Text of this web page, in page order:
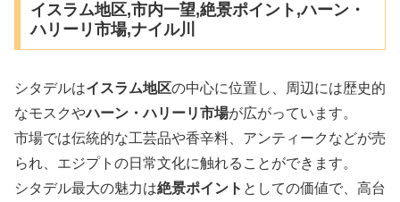
イスラム地区,市内一望,絶景ポイント,ハーン・
ハリーリ市場,ナイル川
シタデルはイスラム地区の中心に位置し、周辺には歴史的
なモスクやハーン・ハリーリ市場が広がっています。
市場では伝統的な工芸品や香辛料、アンティークなどが売
られ、エジプトの日常文化に触れることができます。
シタデル最大の魅力は絶景ポイント としての価値で、高台